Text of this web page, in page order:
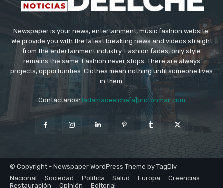
Newspaper is your news, entertainment, music fashion website.
We provide you with the latest breaking news and videos straight
from the entertainment industry. Fashion fades, only style
remains the same. Fashion never stops. There are always
projects, opportunities. Clothes mean nothing until someone lives
in them.
Contáctanos: ladamadeelche[a]protonmail.com
© Copyright - Newspaper WordPress Theme by TagDiv
Nacional
Sociedad Política Salud Europa
Creencias
Restauración
Opinión Editorial